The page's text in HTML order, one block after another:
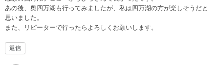
あの後、奥四万湖も行ってみましたが、私は四万湖の方が楽しそうだと
思いました。
また、リピーターで行ったらよろしくお願いします。
返信